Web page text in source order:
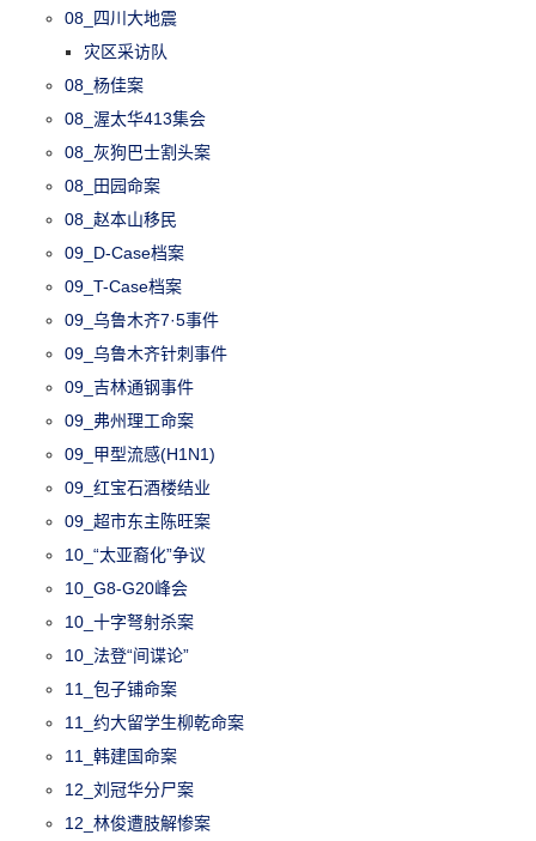
08_四川大地震
灾区采访队
08_杨佳案
08_渥太华413集会
08_灰狗巴士割头案
08_田园命案
08_赵本山移民
09_D-Case档案
09_T-Case档案
09_乌鲁木齐7·5事件
09_乌鲁木齐针刺事件
09_吉林通钢事件
09_弗州理工命案
09_甲型流感(H1N1)
09_红宝石酒楼结业
09_超市东主陈旺案
10_“太亚裔化”争议
10_G8-G20峰会
10_十字弩射杀案
10_法登“间谍论”
11_包子铺命案
11_约大留学生柳乾命案
11_韩建国命案
12_刘冠华分尸案
12_林俊遭肢解惨案